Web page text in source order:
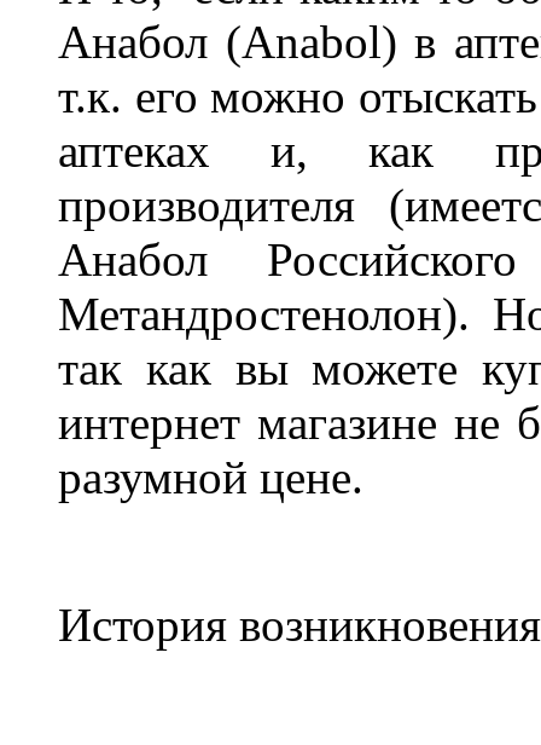
Анабол (Anabol) в
т.к. его можно
аптеках и, как
производителя
Анабол
Метандростенолон).
так как вы можете
интернет магазине не
разумной цене.
История